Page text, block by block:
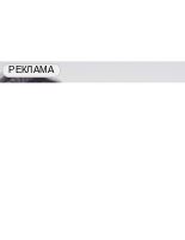
erid: 2VfnxxmNzs5
РЕКЛАМА